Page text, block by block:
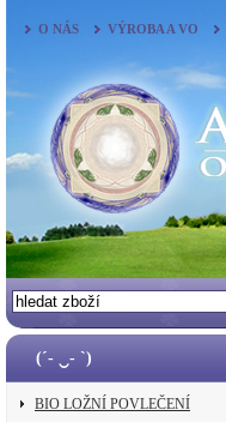
O NÁS VÝROBA A VO
(´- ‿- `)
BIO LOŽNÍ POVLEČENÍ